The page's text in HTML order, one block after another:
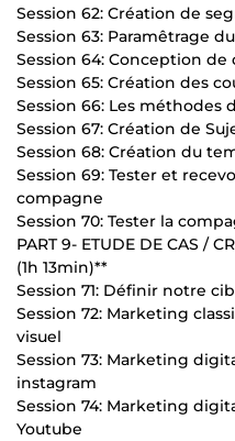
Session 62: Création de
Session 63: Paramêtrage
Session 64: Conception
Session 65: Création des
Session 66: Les méthodes
Session 67: Création de
Session 68: Création du
Session 69: Tester et
compagne
Session 70: Tester la
PART 9- ETUDE DE CAS /
(1h 13min)**
Session 71: Définir notre
Session 72: Marketing
visuel
Session 73: Marketing
instagram
Session 74: Marketing
Youtube